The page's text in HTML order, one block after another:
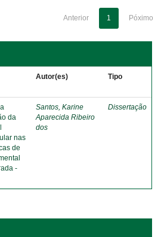
Anterior 1 Póximo
Autor(es) Tipo
da
nas
de
-
Santos, Karine
Aparecida Ribeiro
dos
Dissertação